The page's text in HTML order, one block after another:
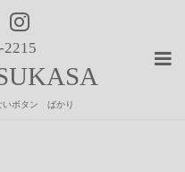
2215
いボタン ばかり